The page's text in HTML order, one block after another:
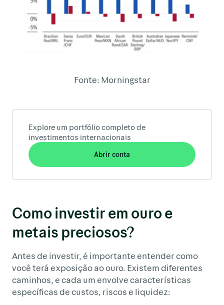
Fonte: Morningstar
Explore um portfólio completo de
investimentos internacionais
Abrir conta
Como investir em ouro e
metais preciosos?
Antes de investir, é importante entender como
você terá exposição ao ouro. Existem diferentes
caminhos, e cada um envolve características
específicas de custos, riscos e liquidez: